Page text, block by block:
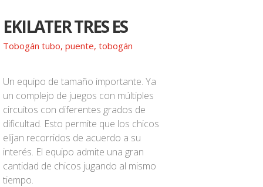
EKILATER TRES ES
Tobogán tubo, puente, tobogán
Un equipo de tamaño importante. Ya
un complejo de juegos con múltiples
circuitos con diferentes grados de
dificultad. Esto permite que los chicos
elijan recorridos de acuerdo a su
interés. El equipo admite una gran
cantidad de chicos jugando al mismo
tiempo.